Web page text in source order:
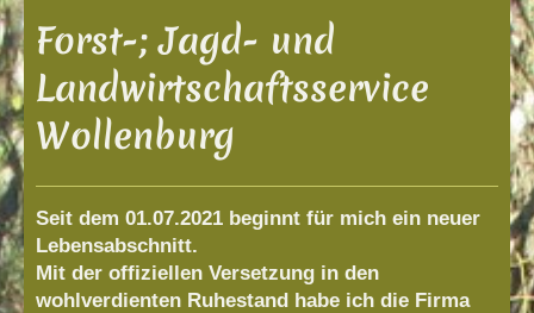
Forst-; Jagd- und
Landwirtschaftsservice
Wollenburg
Seit dem 01.07.2021 beginnt für mich ein neuer
Lebensabschnitt.
Mit der offiziellen Versetzung in den
wohlverdienten Ruhestand habe ich die Firma